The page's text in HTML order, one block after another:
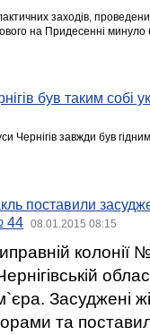
заходів,
на Придесенні
був таким собі
Чернігів завжди був
поставили
44
08.01.2015 08:15
колонії
Засуджені
та